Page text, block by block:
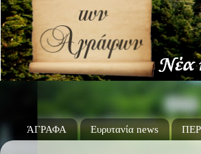
ΆΓΡΑΦΑ Ευρυτανία news